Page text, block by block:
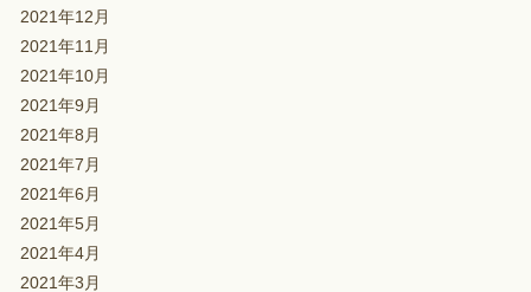
2021年12月
2021年11月
2021年10月
2021年9月
2021年8月
2021年7月
2021年6月
2021年5月
2021年4月
2021年3月